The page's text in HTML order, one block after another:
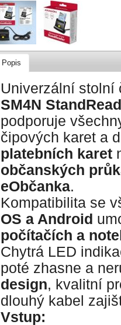
Popis
Univerzální stolní
SM4N
podporuje
čipových karet a
platebních karet
občanských
eObčanka.
Kompatibilita se
OS a Android
počítačích a
Chytrá LED
poté zhasne a
design, kvalitní
dlouhý kabel
Vstup: